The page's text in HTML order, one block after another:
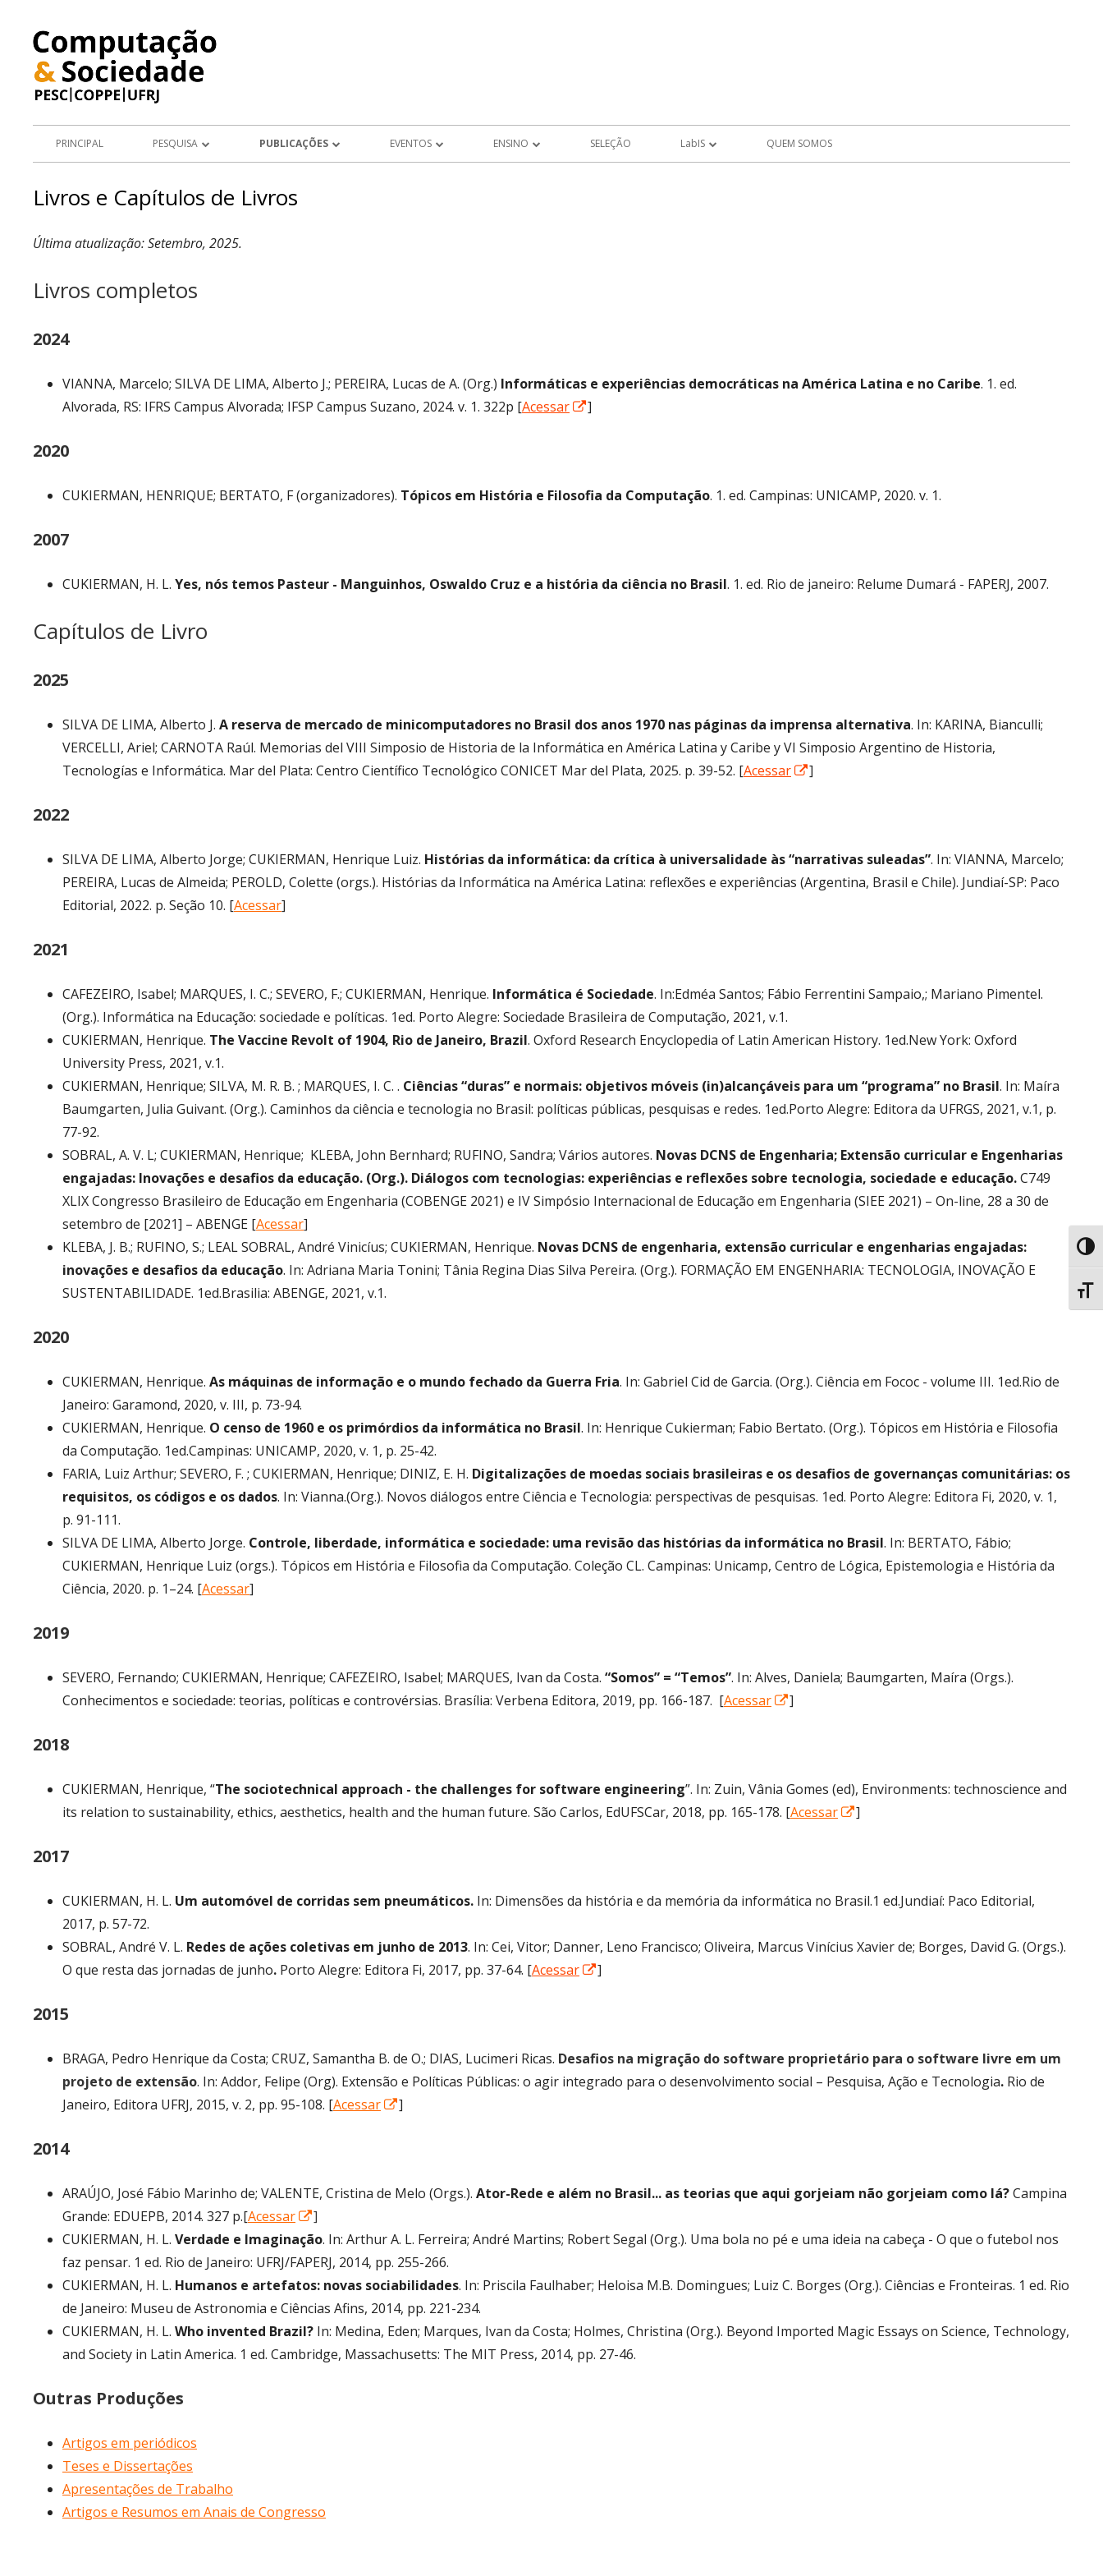
conteúdo
Menu
PRINCIPAL PESQUISA
ÁREAS DE PESQUISA
PUBLICAÇÕES EVENTOS ENSINO SELEÇÃO LabIS QUEM SOMOS
Livros e Capítulos de Livros
Última atualização: Setembro, 2025.
Livros completos
2024
VIANNA, Marcelo; SILVA DE LIMA, Alberto J.; PEREIRA, Lucas de A. (Org.) Informáticas e experiências democráticas na América Latina e no Caribe. 1. ed.
Alvorada, RS: IFRS Campus Alvorada; IFSP Campus Suzano, 2024. v. 1. 322p [Acessar
Abrir
]
2020
CUKIERMAN, HENRIQUE; BERTATO, F (organizadores). Tópicos em História e Filosofia da Computação. 1. ed. Campinas: UNICAMP, 2020. v. 1.
2007
CUKIERMAN, H. L. Yes, nós temos Pasteur - Manguinhos, Oswaldo Cruz e a história da ciência no Brasil. 1. ed. Rio de janeiro: Relume Dumará - FAPERJ, 2007.
Capítulos de Livro
2025
SILVA DE LIMA, Alberto J. A reserva de mercado de minicomputadores no Brasil dos anos 1970 nas páginas da imprensa alternativa. In: KARINA, Bianculli;
VERCELLI, Ariel; CARNOTA Raúl. Memorias del VIII Simposio de Historia de la Informática en América Latina y Caribe y VI Simposio Argentino de Historia,
Tecnologías e Informática. Mar del Plata: Centro Científico Tecnológico CONICET Mar del Plata, 2025. p. 39-52. [Acessar
Abrir
]
2022
SILVA DE LIMA, Alberto Jorge; CUKIERMAN, Henrique Luiz. Histórias da informática: da crítica à universalidade às “narrativas suleadas”. In: VIANNA, Marcelo;
PEREIRA, Lucas de Almeida; PEROLD, Colette (orgs.). Histórias da Informática na América Latina: reflexões e experiências (Argentina, Brasil e Chile). Jundiaí-SP: Paco
Editorial, 2022. p. Seção 10. [Acessar]
2021
CAFEZEIRO, Isabel; MARQUES, I. C.; SEVERO, F.; CUKIERMAN, Henrique. Informática é Sociedade. In:Edméa Santos; Fábio Ferrentini Sampaio,; Mariano Pimentel.
(Org.). Informática na Educação: sociedade e políticas. 1ed. Porto Alegre: Sociedade Brasileira de Computação, 2021, v.1.
CUKIERMAN, Henrique. The Vaccine Revolt of 1904, Rio de Janeiro, Brazil. Oxford Research Encyclopedia of Latin American History. 1ed.New York: Oxford
University Press, 2021, v.1.
CUKIERMAN, Henrique; SILVA, M. R. B. ; MARQUES, I. C. . Ciências “duras” e normais: objetivos móveis (in)alcançáveis para um “programa” no Brasil. In: Maíra
Baumgarten, Julia Guivant. (Org.). Caminhos da ciência e tecnologia no Brasil: políticas públicas, pesquisas e redes. 1ed.Porto Alegre: Editora da UFRGS, 2021, v.1, p.
77-92.
SOBRAL, A. V. L; CUKIERMAN, Henrique; KLEBA, John Bernhard; RUFINO, Sandra; Vários autores. Novas DCNS de Engenharia; Extensão curricular e Engenharias
engajadas: Inovações e desafios da educação. (Org.). Diálogos com tecnologias: experiências e reflexões sobre tecnologia, sociedade e educação.C749
XLIX Congresso Brasileiro de Educação em Engenharia (COBENGE 2021) e IV Simpósio Internacional de Educação em Engenharia (SIEE 2021) – On-line, 28 a 30 de
setembro de [2021] – ABENGE [Acessar]
KLEBA, J. B.; RUFINO, S.; LEAL SOBRAL, André Vinicíus; CUKIERMAN, Henrique. Novas DCNS de engenharia, extensão curricular e engenharias engajadas:
inovações e desafios da educação. In: Adriana Maria Tonini; Tânia Regina Dias Silva Pereira. (Org.). FORMAÇÃO EM ENGENHARIA: TECNOLOGIA, INOVAÇÃO E
SUSTENTABILIDADE. 1ed.Brasilia: ABENGE, 2021, v.1.
2020
CUKIERMAN, Henrique. As máquinas de informação e o mundo fechado da Guerra Fria. In: Gabriel Cid de Garcia. (Org.). Ciência em Fococ - volume III. 1ed.Rio de
Janeiro: Garamond, 2020, v. III, p. 73-94.
CUKIERMAN, Henrique. O censo de 1960 e os primórdios da informática no Brasil. In: Henrique Cukierman; Fabio Bertato. (Org.). Tópicos em História e Filosofia
da Computação. 1ed.Campinas: UNICAMP, 2020, v. 1, p. 25-42.
FARIA, Luiz Arthur; SEVERO, F. ; CUKIERMAN, Henrique; DINIZ, E. H. Digitalizações de moedas sociais brasileiras e os desafios de governanças comunitárias: os
requisitos, os códigos e os dados. In: Vianna.(Org.). Novos diálogos entre Ciência e Tecnologia: perspectivas de pesquisas. 1ed. Porto Alegre: Editora Fi, 2020, v. 1,
p. 91-111.
SILVA DE LIMA, Alberto Jorge. Controle, liberdade, informática e sociedade: uma revisão das histórias da informática no Brasil. In: BERTATO, Fábio;
CUKIERMAN, Henrique Luiz (orgs.). Tópicos em História e Filosofia da Computação. Coleção CL. Campinas: Unicamp, Centro de Lógica, Epistemologia e História da
Ciência, 2020. p. 1–24. [Acessar]
2019
SEVERO, Fernando; CUKIERMAN, Henrique; CAFEZEIRO, Isabel; MARQUES, Ivan da Costa. “Somos” = “Temos”. In: Alves, Daniela; Baumgarten, Maíra (Orgs.).
Conhecimentos e sociedade: teorias, políticas e controvérsias. Brasília: Verbena Editora, 2019, pp. 166-187. [Acessar
Abrir
]
2018
CUKIERMAN, Henrique, “The sociotechnical approach - the challenges for software engineering”. In: Zuin, Vânia Gomes (ed), Environments: technoscience and
its relation to sustainability, ethics, aesthetics, health and the human future. São Carlos, EdUFSCar, 2018, pp. 165-178. [Acessar
Abrir
]
2017
CUKIERMAN, H. L. Um automóvel de corridas sem pneumáticos. In: Dimensões da história e da memória da informática no Brasil.1 ed.Jundiaí: Paco Editorial,
2017, p. 57-72.
SOBRAL, André V. L. Redes de ações coletivas em junho de 2013. In: Cei, Vitor; Danner, Leno Francisco; Oliveira, Marcus Vinícius Xavier de; Borges, David G. (Orgs.).
O que resta das jornadas de junho. Porto Alegre: Editora Fi, 2017, pp. 37-64. [Acessar
Abrir
]
2015
BRAGA, Pedro Henrique da Costa; CRUZ, Samantha B. de O.; DIAS, Lucimeri Ricas. Desafios na migração do software proprietário para o software livre em um
projeto de extensão. In: Addor, Felipe (Org). Extensão e Políticas Públicas: o agir integrado para o desenvolvimento social – Pesquisa, Ação e Tecnologia. Rio de
Janeiro, Editora UFRJ, 2015, v. 2, pp. 95-108. [Acessar
Abrir
]
2014
ARAÚJO, José Fábio Marinho de; VALENTE, Cristina de Melo (Orgs.). Ator-Rede e além no Brasil... as teorias que aqui gorjeiam não gorjeiam como lá?Campina
Grande: EDUEPB, 2014. 327 p.[Acessar
Abrir
numa
nova
janela
]
CUKIERMAN, H. L. Verdade e Imaginação. In: Arthur A. L. Ferreira; André Martins; Robert Segal (Org.). Uma bola no pé e uma ideia na cabeça - O que o futebol nos
faz pensar. 1 ed. Rio de Janeiro: UFRJ/FAPERJ, 2014, pp. 255-266.
CUKIERMAN, H. L. Humanos e artefatos: novas sociabilidades. In: Priscila Faulhaber; Heloisa M.B. Domingues; Luiz C. Borges (Org.). Ciências e Fronteiras. 1 ed. Rio
de Janeiro: Museu de Astronomia e Ciências Afins, 2014, pp. 221-234.
CUKIERMAN, H. L. Who invented Brazil? In: Medina, Eden; Marques, Ivan da Costa; Holmes, Christina (Org.). Beyond Imported Magic Essays on Science, Technology,
and Society in Latin America. 1 ed. Cambridge, Massachusetts: The MIT Press, 2014, pp. 27-46.
Outras Produções
Artigos em periódicos
Teses e Dissertações
Apresentações de Trabalho
Artigos e Resumos em Anais de Congresso